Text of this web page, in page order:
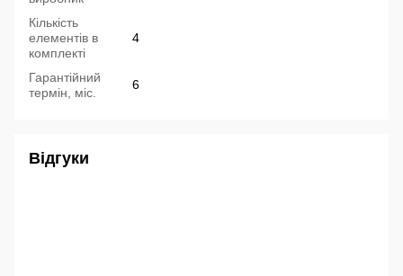
Кількість
елементів в
комплекті
4
Гарантійний
термін, міс.
6
Відгуки